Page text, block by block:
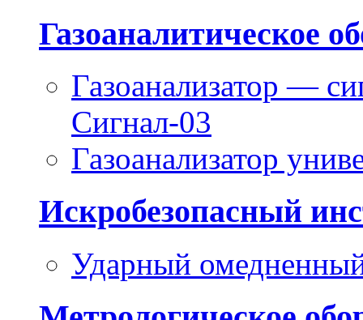
Газоаналитическое
Газоанализатор —
Сигнал-03
Газоанализатор
Искробезопасный
Ударный